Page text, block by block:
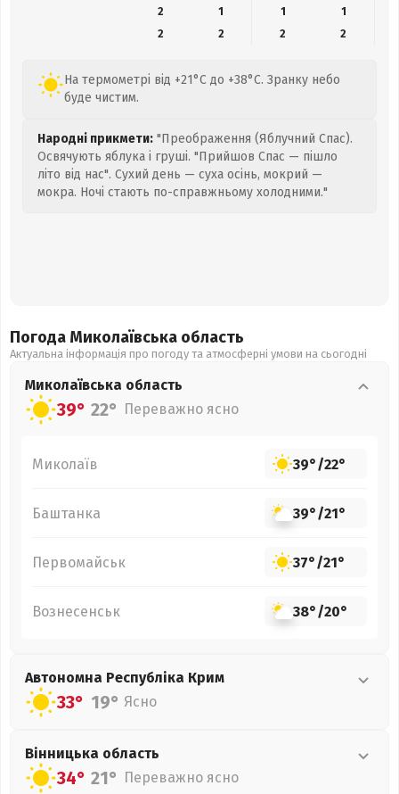
2
1 1
1
2
2 2 2
На термометрі від +21°C до +38°C. Зранку небо
буде чистим.
Народні прикмети: "Преображення (Яблучний Спас).
Освячують яблука і груші. "Прийшов Спас — пішло
літо від нас". Сухий день — суха осінь, мокрий —
мокра. Ночі стають по-справжньому холодними."
Погода Миколаївська область
Актуальна інформація про погоду та атмосферні умови на сьогодні
Миколаївська область
39° 22° Переважно ясно
Миколаїв 39°/22°
Баштанка 39°/21°
Первомайськ 37°/21°
Вознесенськ 38°/20°
Автономна Республіка Крим
33° 19° Ясно
Вінницька область
34° 21° Переважно ясно